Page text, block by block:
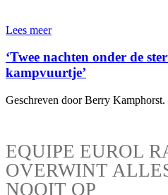
Lees meer
‘Twee nachten onder de
kampvuurtje’
Geschreven door Berry Kamphorst.
EQUIPE EUROL
OVERWINT
NOOIT OP